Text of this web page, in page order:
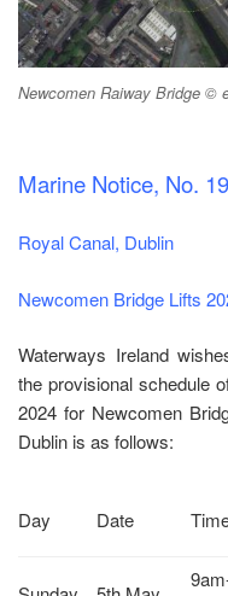
Newcomen Raiway Bridge ©
Marine Notice, No.
Royal Canal, Dublin
Newcomen Bridge Lifts
Waterways Ireland
the provisional schedule
2024 for Newcomen
Dublin is as follows:
Day Date